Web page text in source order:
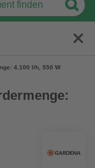
4.100 l/h, 550 W